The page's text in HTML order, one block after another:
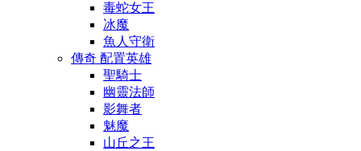
毒蛇女王
冰魔
魚人守衛
傳奇 配置英雄
聖騎士
幽靈法師
影舞者
魅魔
山丘之王